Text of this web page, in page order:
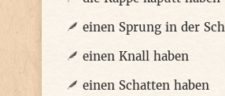
einen Sprung in der
einen Knall haben
einen Schatten haben